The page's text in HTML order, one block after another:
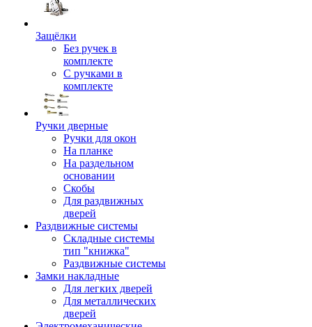
Защёлки
Без ручек в
комплекте
С ручками в
комплекте
Ручки дверные
Ручки для окон
На планке
На раздельном
основании
Скобы
Для раздвижных
дверей
Раздвижные системы
Складные системы
тип "книжка"
Раздвижные системы
Замки накладные
Для легких дверей
Для металлических
дверей